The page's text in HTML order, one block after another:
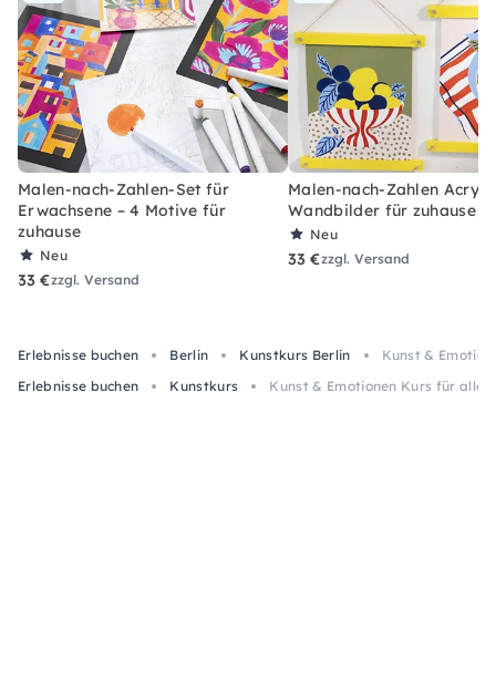
Malen-nach-Zahlen-Set für
Erwachsene – 4 Motive für
zuhause
Neu
33 €zzgl. Versand
Malen-nach-Zahlen Acryl-
Wandbilder für zuhause
Neu
33 €zzgl. Versand
Erlebnisse buchen Berlin Kunstkurs Berlin
Kunst &
Erlebnisse buchen
Kunstkurs Kunst & Emotionen Kurs für alle